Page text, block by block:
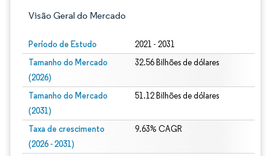
Visão Geral do Mercado
Período de Estudo 2021 - 2031
Tamanho do Mercado
(2026)
32.56 Bilhões de dólares
Tamanho do Mercado
(2031)
51.12 Bilhões de dólares
Taxa de crescimento
(2026 - 2031)
9.63% CAGR